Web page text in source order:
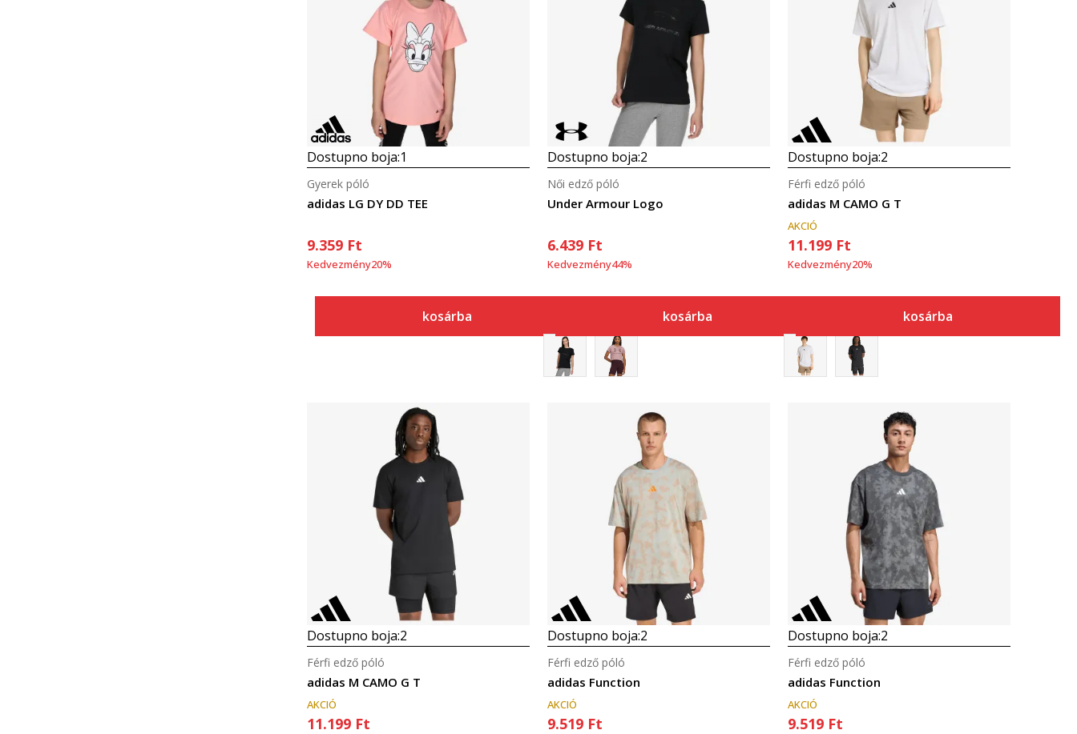
Összehasonlítás
Dostupno boja:1
adidas LG DY DD TEE
Gyerek póló
9.359 Ft
Kedvezmény20%
kosárba
Összehasonlítás
Dostupno boja:2
Under Armour Logo
Női edző póló
6.439 Ft
Kedvezmény44%
kosárba
Összehasonlítás
Dostupno boja:2
adidas M CAMO G T
Férfi edző póló
AKCIÓ
11.199 Ft
Kedvezmény20%
kosárba
Összehasonlítás
Dostupno boja:2
adidas M CAMO G T
Férfi edző póló
AKCIÓ
11.199 Ft
Összehasonlítás
Dostupno boja:2
adidas Function
Férfi edző póló
AKCIÓ
9.519 Ft
Összehasonlítás
Dostupno boja:2
adidas Function
Férfi edző póló
AKCIÓ
9.519 Ft